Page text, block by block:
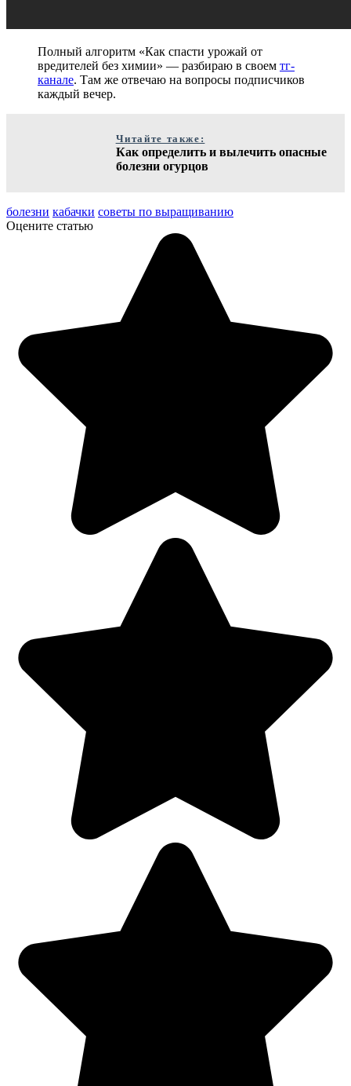
Полный алгоритм «Как спасти урожай от
вредителей без химии» — разбираю в своем тг-
канале. Там же отвечаю на вопросы подписчиков
каждый вечер.
Читайте также:
Как определить и вылечить опасные
болезни огурцов
болезни кабачки советы по выращиванию
Оцените статью